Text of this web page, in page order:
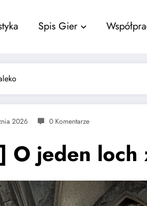
Spis Gier
2026 0 Komentarze
O jeden loch